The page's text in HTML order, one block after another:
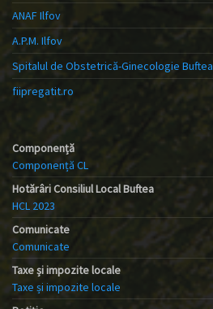
ANAF Ilfov
A.P.M. Ilfov
Spitalul de Obstetrică-Ginecologie Buftea
fiipregatit.ro
Componență
Componență CL
Hotărâri Consiliul Local Buftea
HCL 2023
Comunicate
Comunicate
Taxe și impozite locale
Taxe și impozite locale